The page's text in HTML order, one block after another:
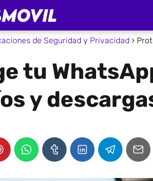
de Seguridad y Privacidad
tu
y